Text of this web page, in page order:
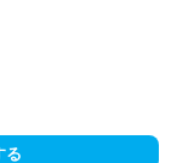
る